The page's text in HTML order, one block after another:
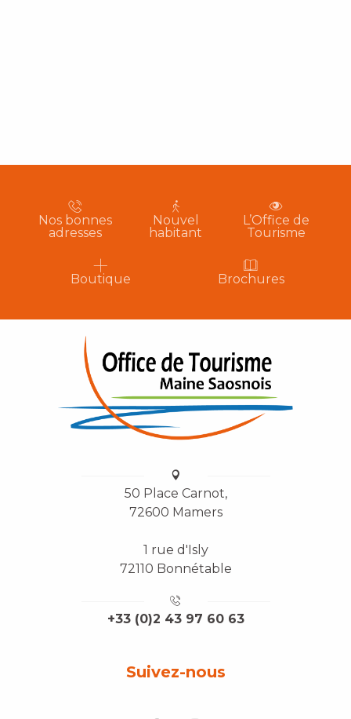
Nos bonnes
adresses
Nouvel
habitant
L’Office de
Tourisme
Boutique Brochures
50 Place Carnot,
72600 Mamers
1 rue d'Isly
72110 Bonnétable
+33 (0)2 43 97 60 63
Suivez-nous